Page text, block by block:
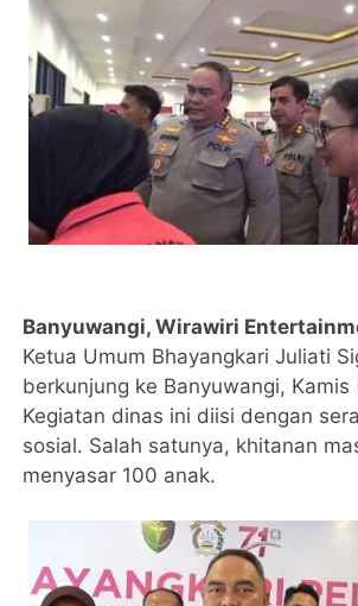
Banyuwangi, Wirawiri
Ketua Umum Bhayangkari Juliati
berkunjung ke Banyuwangi,
Kegiatan dinas ini diisi dengan
sosial. Salah satunya, khitanan
menyasar 100 anak.